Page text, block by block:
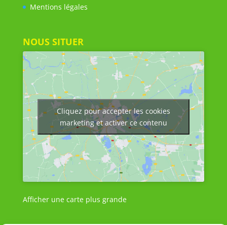
Mentions légales
NOUS SITUER
Cliquez pour accepter les cookies
marketing et activer ce contenu
Afficher une carte plus grande